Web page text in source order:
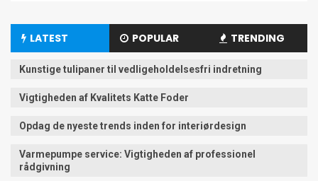
LATEST POPULAR TRENDING
Kunstige tulipaner til vedligeholdelsesfri indretning
Vigtigheden af Kvalitets Katte Foder
Opdag de nyeste trends inden for interiørdesign
Varmepumpe service: Vigtigheden af professionel
rådgivning